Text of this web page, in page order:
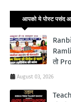
आपको ये पोस्ट पसंद
तो
August 03, 2026